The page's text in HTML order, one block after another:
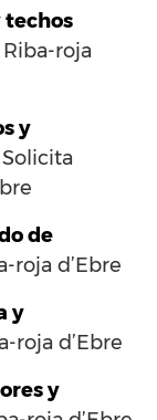
techos
roja
y
Solicita
de
roja d’Ebre
y
roja d’Ebre
y